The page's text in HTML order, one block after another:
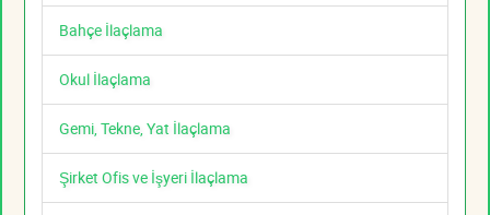
Bahçe İlaçlama
Okul İlaçlama
Gemi, Tekne, Yat İlaçlama
Şirket Ofis ve İşyeri İlaçlama